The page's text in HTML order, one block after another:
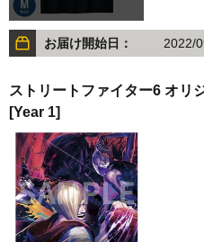
お届け開始日： 2022/
ストリートファイター6 オリ
[Year 1]